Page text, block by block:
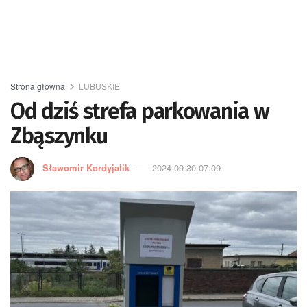
Strona główna LUBUSKIE
Od dziś strefa parkowania w
Zbąszynku
Sławomir Kordyjalik 2024-09-30 07:09